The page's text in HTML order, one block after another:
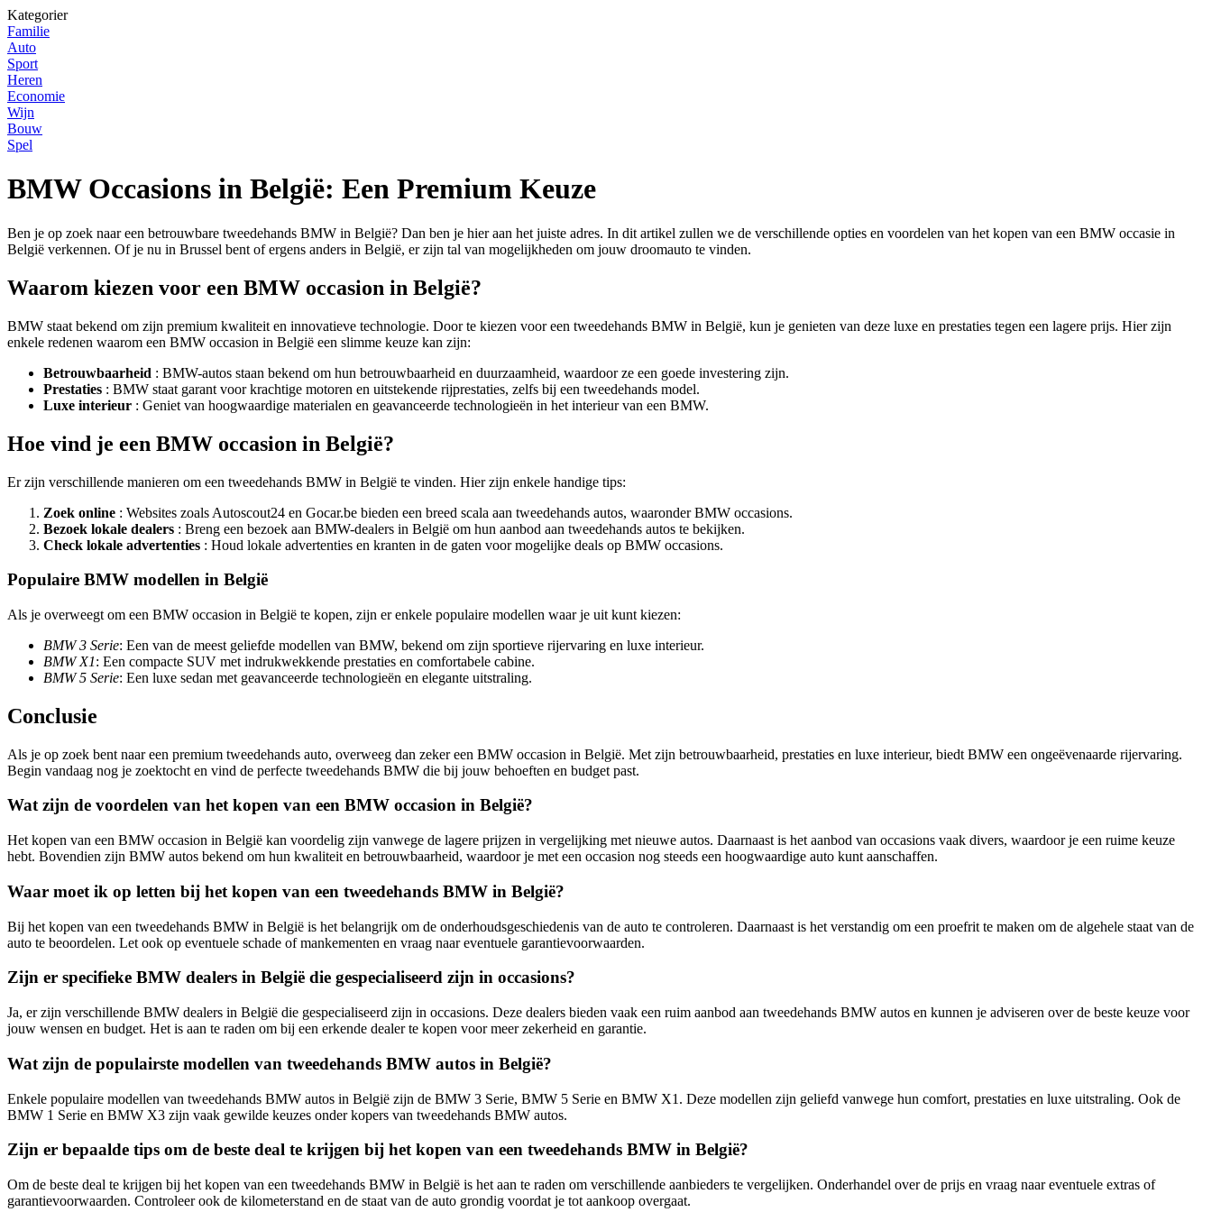
Kategorier
Familie
Auto
Sport
Heren
Economie
Wijn
Bouw
Spel
BMW Occasions in België: Een Premium Keuze
Ben je op zoek naar een betrouwbare tweedehands BMW in België? Dan ben je hier aan het juiste adres. In dit artikel zullen we de verschillende opties en voordelen van het kopen van een BMW occasie in
België verkennen. Of je nu in Brussel bent of ergens anders in België, er zijn tal van mogelijkheden om jouw droomauto te vinden.
Waarom kiezen voor een BMW occasion in België?
BMW staat bekend om zijn premium kwaliteit en innovatieve technologie. Door te kiezen voor een tweedehands BMW in België, kun je genieten van deze luxe en prestaties tegen een lagere prijs. Hier zijn
enkele redenen waarom een BMW occasion in België een slimme keuze kan zijn:
Betrouwbaarheid : BMW-autos staan ​​bekend om hun betrouwbaarheid en duurzaamheid, waardoor ze een goede investering zijn.
Prestaties : BMW staat garant voor krachtige motoren en uitstekende rijprestaties, zelfs bij een tweedehands model.
Luxe interieur : Geniet van hoogwaardige materialen en geavanceerde technologieën in het interieur van een BMW.
Hoe vind je een BMW occasion in België?
Er zijn verschillende manieren om een tweedehands BMW in België te vinden. Hier zijn enkele handige tips:
Zoek online : Websites zoals Autoscout24 en Gocar.be bieden een breed scala aan tweedehands autos, waaronder BMW occasions.
Bezoek lokale dealers : Breng een bezoek aan BMW-dealers in België om hun aanbod aan tweedehands autos te bekijken.
Check lokale advertenties : Houd lokale advertenties en kranten in de gaten voor mogelijke deals op BMW occasions.
Populaire BMW modellen in België
Als je overweegt om een BMW occasion in België te kopen, zijn er enkele populaire modellen waar je uit kunt kiezen:
BMW 3 Serie: Een van de meest geliefde modellen van BMW, bekend om zijn sportieve rijervaring en luxe interieur.
BMW X1: Een compacte SUV met indrukwekkende prestaties en comfortabele cabine.
BMW 5 Serie: Een luxe sedan met geavanceerde technologieën en elegante uitstraling.
Conclusie
Als je op zoek bent naar een premium tweedehands auto, overweeg dan zeker een BMW occasion in België. Met zijn betrouwbaarheid, prestaties en luxe interieur, biedt BMW een ongeëvenaarde rijervaring.
Begin vandaag nog je zoektocht en vind de perfecte tweedehands BMW die bij jouw behoeften en budget past.
Wat zijn de voordelen van het kopen van een BMW occasion in België?
Het kopen van een BMW occasion in België kan voordelig zijn vanwege de lagere prijzen in vergelijking met nieuwe autos. Daarnaast is het aanbod van occasions vaak divers, waardoor je een ruime keuze
hebt. Bovendien zijn BMW autos bekend om hun kwaliteit en betrouwbaarheid, waardoor je met een occasion nog steeds een hoogwaardige auto kunt aanschaffen.
Waar moet ik op letten bij het kopen van een tweedehands BMW in België?
Bij het kopen van een tweedehands BMW in België is het belangrijk om de onderhoudsgeschiedenis van de auto te controleren. Daarnaast is het verstandig om een proefrit te maken om de algehele staat van de
auto te beoordelen. Let ook op eventuele schade of mankementen en vraag naar eventuele garantievoorwaarden.
Zijn er specifieke BMW dealers in België die gespecialiseerd zijn in occasions?
Ja, er zijn verschillende BMW dealers in België die gespecialiseerd zijn in occasions. Deze dealers bieden vaak een ruim aanbod aan tweedehands BMW autos en kunnen je adviseren over de beste keuze voor
jouw wensen en budget. Het is aan te raden om bij een erkende dealer te kopen voor meer zekerheid en garantie.
Wat zijn de populairste modellen van tweedehands BMW autos in België?
Enkele populaire modellen van tweedehands BMW autos in België zijn de BMW 3 Serie, BMW 5 Serie en BMW X1. Deze modellen zijn geliefd vanwege hun comfort, prestaties en luxe uitstraling. Ook de
BMW 1 Serie en BMW X3 zijn vaak gewilde keuzes onder kopers van tweedehands BMW autos.
Zijn er bepaalde tips om de beste deal te krijgen bij het kopen van een tweedehands BMW in België?
Om de beste deal te krijgen bij het kopen van een tweedehands BMW in België is het aan te raden om verschillende aanbieders te vergelijken. Onderhandel over de prijs en vraag naar eventuele extras of
garantievoorwaarden. Controleer ook de kilometerstand en de staat van de auto grondig voordat je tot aankoop overgaat.